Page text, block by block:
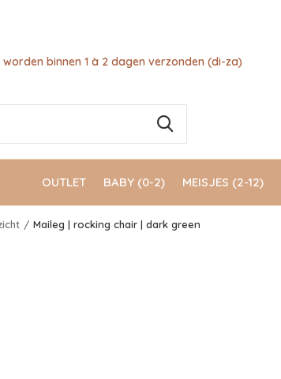
OUTLET BABY (0-2) MEISJES (2-12)
worden binnen 1 à 2 dagen verzonden (di-za)
Maileg | rocking chair | dark green